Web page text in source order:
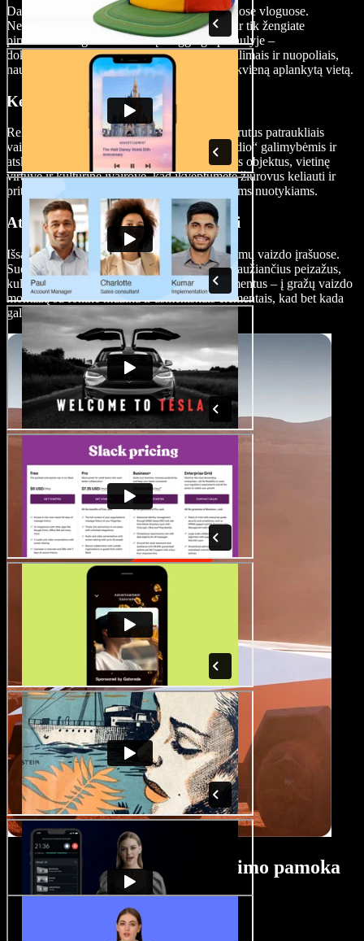
Dalinkitės savo kelionių patirtimis išraiškinguose vloguose.
Nesvarbu, ar esate patyręs tinklaraštininkas, ar tik žengiate
pirmuosius žingsnius kelionių vloggingo pasaulyje –
dokumentuokite savo keliones, dalykitės pakilimais ir nuopoliais,
naudinga patirtimi ir asmeniniu požiūriu į kiekvieną aplankytą vietą.
Kelionių reklaminiai vaizdo įrašai
Reklamuokite savo kelionių agentūrą ar maršrutus patraukliais
vaizdo klipais. Pasinaudokite „Speechify Studio“ galimybėmis ir
atskleiskite skirtingų vietovių žavesį, unikalius objektus, vietinę
virtuvę ir kultūrinę įvairovę, kad įkvėptumėte žiūrovus keliauti ir
pritrauktumėte potencialius keliautojus naujiems nuotykiams.
Atostogų prisiminimų vaizdo įrašai
Išsaugokite savo atostogų akimirkas prisiminimų vaizdo įrašuose.
Sudėkite savo kelionių įspūdžius – kvapą gniaužiančius peizažus,
kultūrinius susitikimus ir nepamirštamus momentus – į gražų vaizdo
montažą su fonine muzika ir asmeniškais elementais, kad bet kada
galėtumėte atgaivinti geriausias akimirkas.
Kelionių vaizdo įrašų kūrimo pamoka